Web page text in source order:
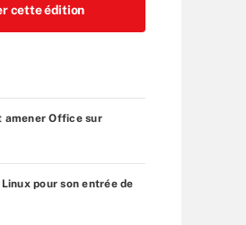
cette édition
amener Office sur
pour son entrée de